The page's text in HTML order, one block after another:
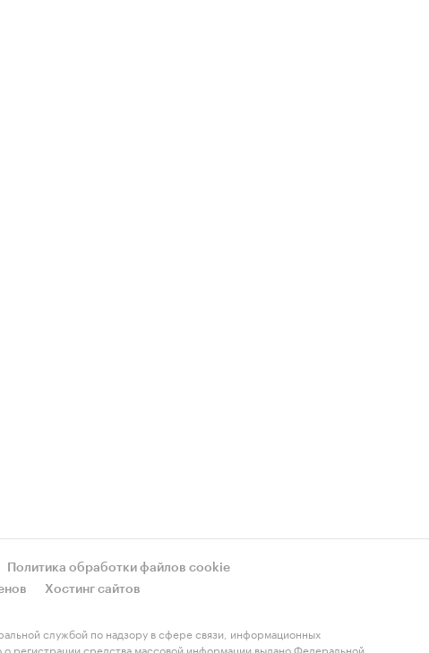
Политика обработки файлов cookie
Хостинг сайтов
службой по надзору в сфере связи, информационных
регистрации средства массовой информации выдано Федеральной